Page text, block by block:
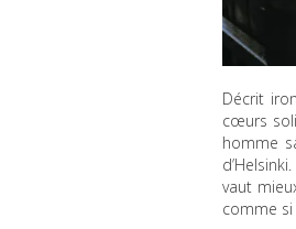
Décrit
cœurs
homme
vaut
comme si